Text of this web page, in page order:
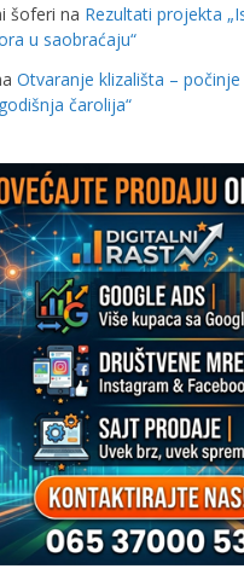
šoferi na Rezultati projekta
u saobraćaju“
Otvaranje klizališta – počinje
čarolija“